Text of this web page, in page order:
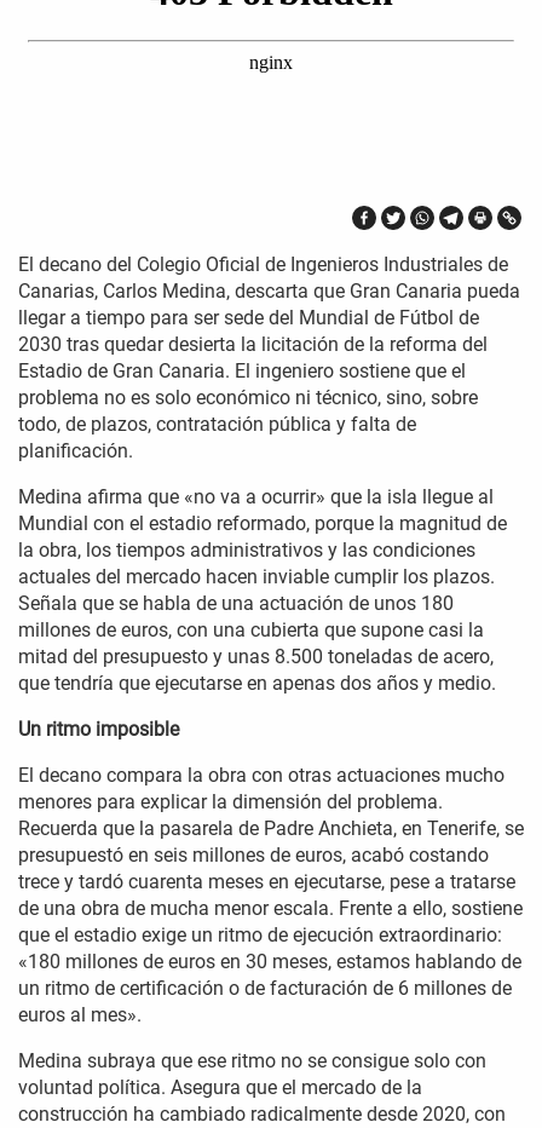
El decano del Colegio Oficial de Ingenieros Industriales de
Canarias, Carlos Medina, descarta que Gran Canaria pueda
llegar a tiempo para ser sede del Mundial de Fútbol de
2030 tras quedar desierta la licitación de la reforma del
Estadio de Gran Canaria. El ingeniero sostiene que el
problema no es solo económico ni técnico, sino, sobre
todo, de plazos, contratación pública y falta de
planificación.
Medina afirma que «no va a ocurrir» que la isla llegue al
Mundial con el estadio reformado, porque la magnitud de
la obra, los tiempos administrativos y las condiciones
actuales del mercado hacen inviable cumplir los plazos.
Señala que se habla de una actuación de unos 180
millones de euros, con una cubierta que supone casi la
mitad del presupuesto y unas 8.500 toneladas de acero,
que tendría que ejecutarse en apenas dos años y medio.
Un ritmo imposible
El decano compara la obra con otras actuaciones mucho
menores para explicar la dimensión del problema.
Recuerda que la pasarela de Padre Anchieta, en Tenerife, se
presupuestó en seis millones de euros, acabó costando
trece y tardó cuarenta meses en ejecutarse, pese a tratarse
de una obra de mucha menor escala. Frente a ello, sostiene
que el estadio exige un ritmo de ejecución extraordinario:
«180 millones de euros en 30 meses, estamos hablando de
un ritmo de certificación o de facturación de 6 millones de
euros al mes».
Medina subraya que ese ritmo no se consigue solo con
voluntad política. Asegura que el mercado de la
construcción ha cambiado radicalmente desde 2020, con